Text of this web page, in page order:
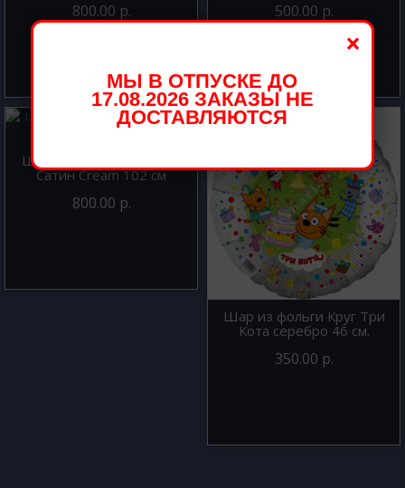
800.00 р. 500.00 р.
Шар из фольги Цифра 1
Сатин Cream 102 см
800.00 р.
Шар из фольги Круг Три
Кота серебро 46 см.
350.00 р.
×
МЫ В ОТПУСКЕ ДО
17.08.2026 ЗАКАЗЫ НЕ
ДОСТАВЛЯЮТСЯ